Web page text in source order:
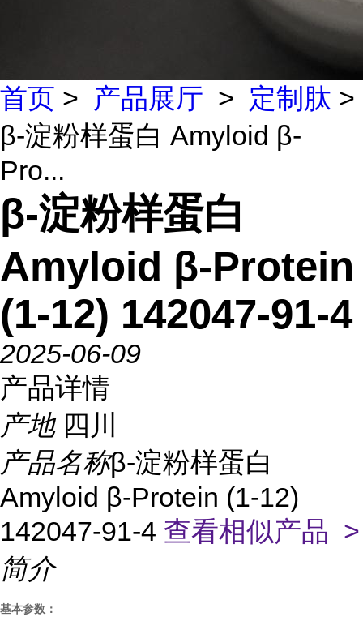
首页 > 产品展厅 > 定制肽 >
β-淀粉样蛋白 Amyloid β-
Pro...
β-淀粉样蛋白
Amyloid β-Protein
(1-12) 142047-91-4
2025-06-09
产品详情
产地 四川
产品名称β-淀粉样蛋白
Amyloid β-Protein (1-12)
142047-91-4 查看相似产品 >
简介
基本参数：